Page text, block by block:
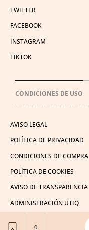
TWITTER
FACEBOOK
INSTAGRAM
TIKTOK
CONDICIONES DE USO
AVISO LEGAL
POLÍTICA DE PRIVACIDAD
CONDICIONES DE COMPRA
POLÍTICA DE COOKIES
AVISO DE TRANSPARENCIA
ADMINISTRACIÓN UTIQ